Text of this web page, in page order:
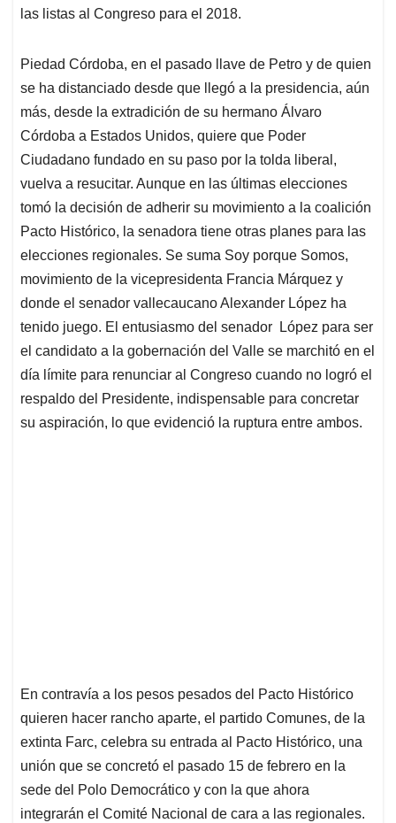
las listas al Congreso para el 2018.
Piedad Córdoba, en el pasado llave de Petro y de quien
se ha distanciado desde que llegó a la presidencia, aún
más, desde la extradición de su hermano Álvaro
Córdoba a Estados Unidos, quiere que Poder
Ciudadano fundado en su paso por la tolda liberal,
vuelva a resucitar. Aunque en las últimas elecciones
tomó la decisión de adherir su movimiento a la coalición
Pacto Histórico, la senadora tiene otras planes para las
elecciones regionales. Se suma Soy porque Somos,
movimiento de la vicepresidenta Francia Márquez y
donde el senador vallecaucano Alexander López ha
tenido juego. El entusiasmo del senador López para ser
el candidato a la gobernación del Valle se marchitó en el
día límite para renunciar al Congreso cuando no logró el
respaldo del Presidente, indispensable para concretar
su aspiración, lo que evidenció la ruptura entre ambos.
En contravía a los pesos pesados del Pacto Histórico
quieren hacer rancho aparte, el partido Comunes, de la
extinta Farc, celebra su entrada al Pacto Histórico, una
unión que se concretó el pasado 15 de febrero en la
sede del Polo Democrático y con la que ahora
integrarán el Comité Nacional de cara a las regionales.